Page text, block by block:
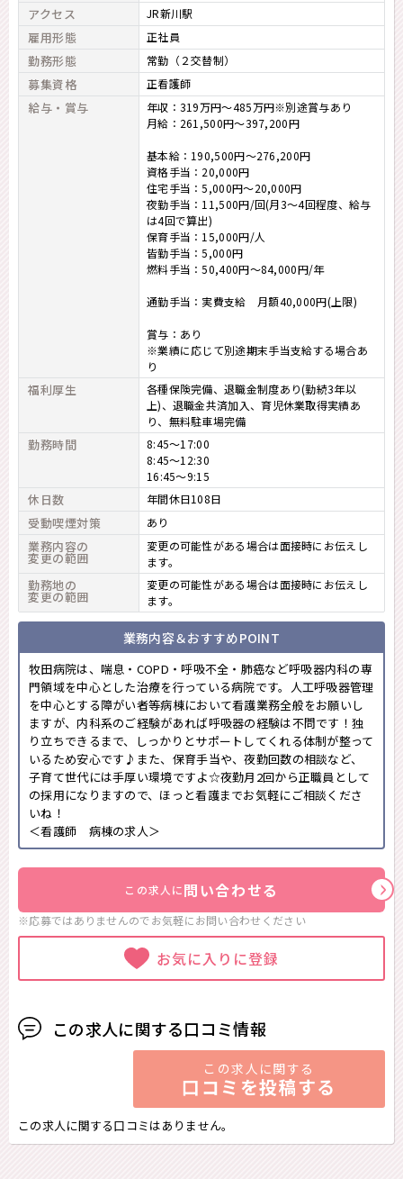
アクセス JR新川駅
雇用形態 正社員
勤務形態 常勤（２交替制）
募集資格 正看護師
給与・賞与
年収：319万円～485万円※別途賞与あり
月給：261,500円～397,200円
基本給：190,500円～276,200円
資格手当：20,000円
住宅手当：5,000円～20,000円
夜勤手当：11,500円/回(月3～4回程度、給与
は4回で算出)
保育手当：15,000円/人
皆勤手当：5,000円
燃料手当：50,400円～84,000円/年
通勤手当：実費支給 月額40,000円(上限)
賞与：あり
※業績に応じて別途期末手当支給する場合あ
り
福利厚生
各種保険完備、退職金制度あり(勤続3年以
上)、退職金共済加入、育児休業取得実績あ
り、無料駐車場完備
勤務時間
8:45～17:00
8:45～12:30
16:45～9:15
休日数 年間休日108日
受動喫煙対策 あり
業務内容の
変更の範囲
変更の可能性がある場合は面接時にお伝えし
ます。
勤務地の
変更の範囲
変更の可能性がある場合は面接時にお伝えし
ます。
業務内容＆おすすめPOINT
牧田病院は、喘息・COPD・呼吸不全・肺癌など呼吸器内科の専
門領域を中心とした治療を行っている病院です。人工呼吸器管理
を中心とする障がい者等病棟において看護業務全般をお願いし
ますが、内科系のご経験があれば呼吸器の経験は不問です！独
り立ちできるまで、しっかりとサポートしてくれる体制が整って
いるため安心です♪また、保育手当や、夜勤回数の相談など、
子育て世代には手厚い環境ですよ☆夜勤月2回から正職員として
の採用になりますので、ほっと看護までお気軽にご相談くださ
いね！
＜看護師 病棟の求人＞
この求人に問い合わせる
※応募ではありませんのでお気軽にお問い合わせください
お気に入りに登録
この求人に関する口コミ情報
この求人に関する
口コミを投稿する
この求人に関する口コミはありません。